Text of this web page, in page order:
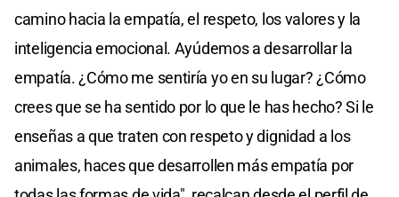
camino hacia la empatía, el respeto, los valores y la
inteligencia emocional. Ayúdemos a desarrollar la
empatía. ¿Cómo me sentiría yo en su lugar? ¿Cómo
crees que se ha sentido por lo que le has hecho? Si le
enseñas a que traten con respeto y dignidad a los
animales, haces que desarrollen más empatía por